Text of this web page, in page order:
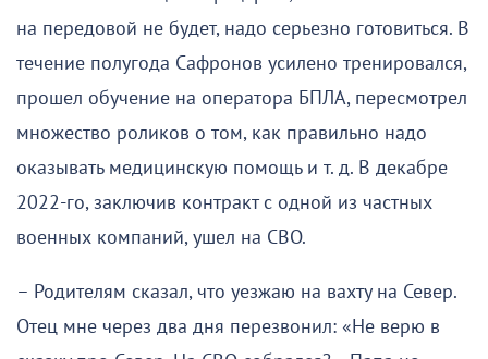
на передовой не будет, надо серьезно готовиться. В
течение полугода Сафронов усилено тренировался,
прошел обучение на оператора БПЛА, пересмотрел
множество роликов о том, как правильно надо
оказывать медицинскую помощь и т. д. В декабре
2022-го, заключив контракт с одной из частных
военных компаний, ушел на СВО.
– Родителям сказал, что уезжаю на вахту на Север.
Отец мне через два дня перезвонил: «Не верю в